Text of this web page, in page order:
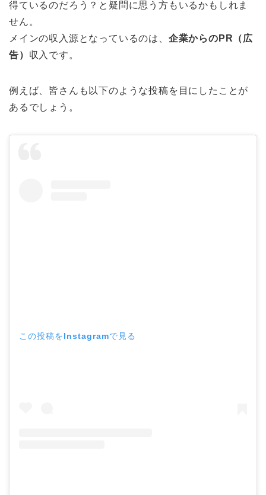
得ているのだろう？と疑問に思う方もいるかもしれま
せん。
メインの収入源となっているのは、 企業からのPR（広
告） 収入です。
例えば、皆さんも以下のような投稿を目にしたことが
あるでしょう。
この投稿をInstagramで見る